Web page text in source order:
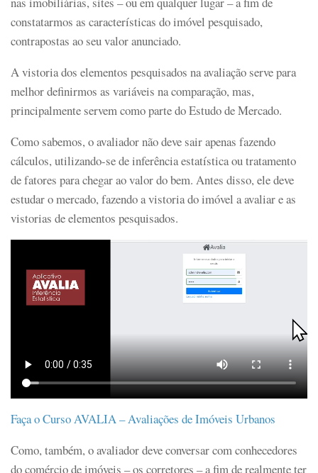
constatarmos as características do imóvel pesquisado,
contrapostas ao seu valor anunciado.
A vistoria dos elementos pesquisados na avaliação serve para
melhor definirmos as variáveis na comparação, mas,
principalmente servem como parte do Estudo de Mercado.
Como sabemos, o avaliador não deve sair apenas fazendo
cálculos, utilizando-se de inferência estatística ou tratamento
de fatores para chegar ao valor do bem. Antes disso, ele deve
estudar o mercado, fazendo a vistoria do imóvel a avaliar e as
vistorias de elementos pesquisados.
Faça o Curso AVALIA – Avaliações de Imóveis Urbanos
Como, também, o avaliador deve conversar com conhecedores
do comércio de imóveis – os corretores – a fim de realmente ter